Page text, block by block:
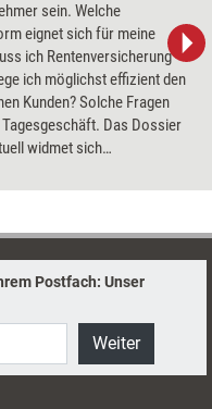
sein. Welche
eignet sich für meine
ich Rentenversicherung
ich möglichst effizient den
Kunden? Solche Fragen
Das Dossier
widmet sich
Postfach: Unser
Weiter